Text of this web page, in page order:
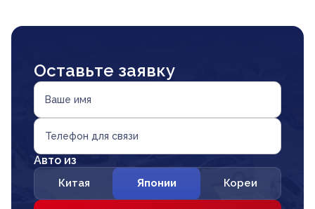
Оставьте заявку
Ваше имя
Телефон для связи
Авто из
Китая Японии Кореи